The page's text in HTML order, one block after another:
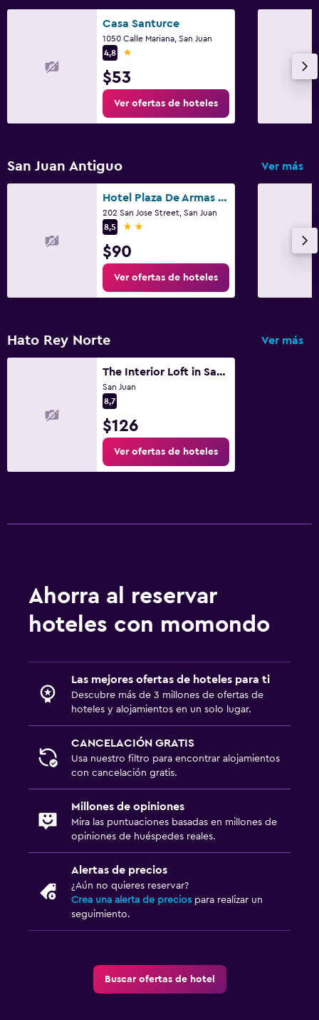
Casa Santurce
1050 Calle Mariana, San Juan
4,8
1 estrella
$53
Ver ofertas de hoteles
San Juan Antiguo Ver más
Hotel Plaza De Armas Old San Juan
202 San Jose Street, San Juan
8,5
2 estrellas
$90
Ver ofertas de hoteles
Hato Rey Norte Ver más
The Interior Loft in San Juan
San Juan
8,7
$126
Ver ofertas de hoteles
Ahorra al reservar
hoteles con momondo
Las mejores ofertas de hoteles para ti
Descubre más de 3 millones de ofertas de
hoteles y alojamientos en un solo lugar.
CANCELACIÓN GRATIS
Usa nuestro filtro para encontrar alojamientos
con cancelación gratis.
Millones de opiniones
Mira las puntuaciones basadas en millones de
opiniones de huéspedes reales.
Alertas de precios
¿Aún no quieres reservar?
Crea una alerta de precios para realizar un
seguimiento.
Buscar ofertas de hotel